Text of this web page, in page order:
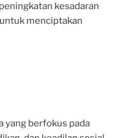
kesadaran
menciptakan
yang berfokus pada